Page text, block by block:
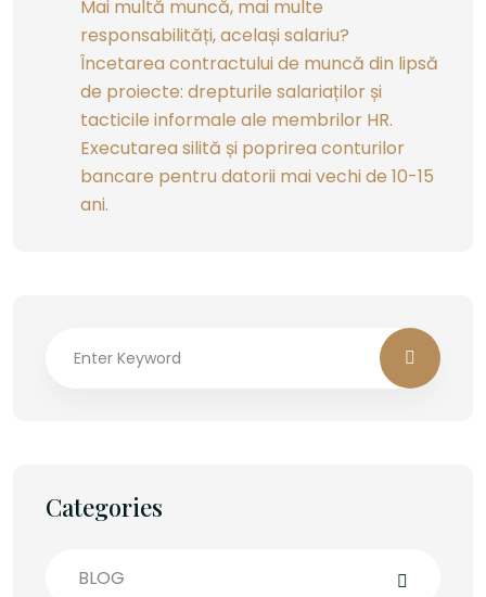
Mai multă muncă, mai multe
responsabilități, același salariu?
Încetarea contractului de muncă din lipsă
de proiecte: drepturile salariaților și
tacticile informale ale membrilor HR.
Executarea silită și poprirea conturilor
bancare pentru datorii mai vechi de 10-15
ani.
Categories
BLOG